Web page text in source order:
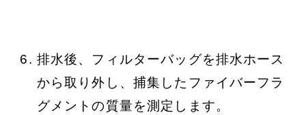
排水後、フィルターバッグを排水ホース
から取り外し、捕集したファイバーフラ
グメントの質量を測定します。